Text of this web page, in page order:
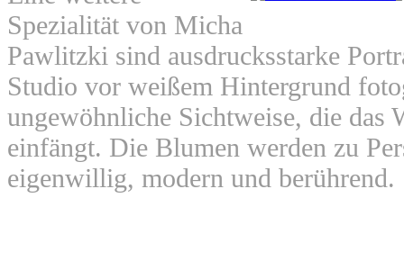
Spezialität von Micha
Pawlitzki sind ausdrucksstarke
Studio vor weißem Hintergrund
ungewöhnliche Sichtweise, die das
einfängt. Die Blumen werden zu
eigenwillig, modern und berührend.